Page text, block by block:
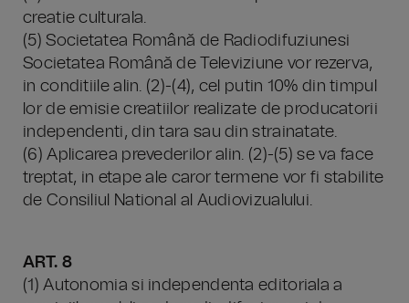
creatie culturala.
(5) Societatea Română de Radiodifuziunesi
Societatea Română de Televiziune vor rezerva,
in conditiile alin. (2)-(4), cel putin 10% din timpul
lor de emisie creatiilor realizate de producatorii
independenti, din tara sau din strainatate.
(6) Aplicarea prevederilor alin. (2)-(5) se va face
treptat, in etape ale caror termene vor fi stabilite
de Consiliul National al Audiovizualului.
ART. 8
(1) Autonomia si independenta editoriala a